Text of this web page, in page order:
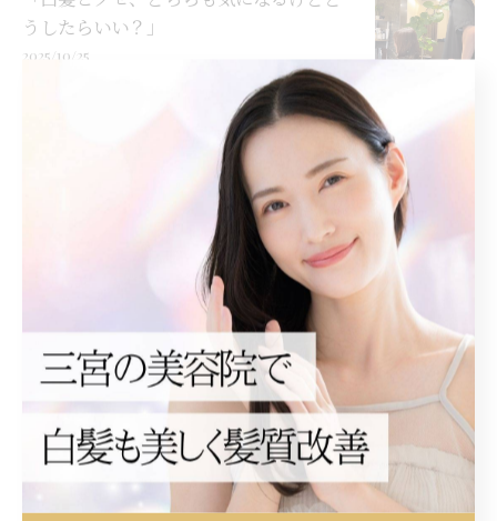
うしたらいい？」
2025/10/25
カテゴリー Categories
全てのカテゴリー
白髪染め
神戸の美容院
元町の美容院
縮毛矯正
白髪ぼかし